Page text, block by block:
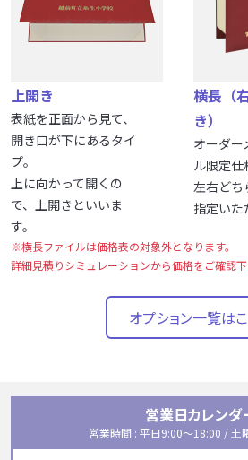
上開き
表紙を正面から見て、
開き口が下にあるタイ
プ。
上に向かって開くの
で、上開きといいま
す。
横長（
き）
オーダー
ル限定仕
左右どち
指定いた
※横長ファイルは価格表の対象外となります。
詳細見積りシミュレーションから価格をご確認下
オプション一覧は
営業日カレンダ
営業時間 : 平日9:00〜18:00 / 土